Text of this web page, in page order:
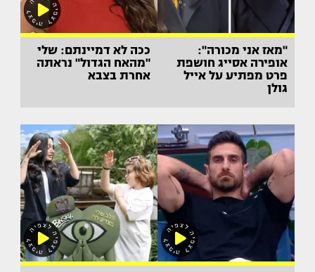
"מאז אני מכורה":
אופירה אסייג חושפת
פרט מפתיע על אייל
גולן
ככה לא דמיינתם: שלי
"מהאח הגדול" נראתה
אחרת בצבא